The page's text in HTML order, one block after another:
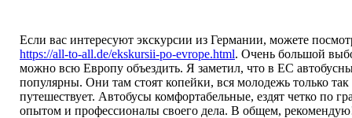
Если вас интересуют экскурсии из Германии, можете
https://all-to-all.de/ekskursii-po-evrope.html. Очень большой
можно всю Европу объездить. Я заметил, что в ЕС
популярны. Они там стоят копейки, вся молодежь только так
путешествует. Автобусы комфортабельные, ездят четко по
опытом и профессионалы своего дела. В общем,